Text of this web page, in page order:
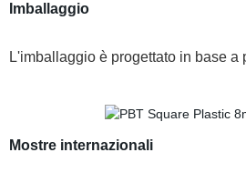
Imballaggio
L'imballaggio è progettato in base
Mostre internazionali